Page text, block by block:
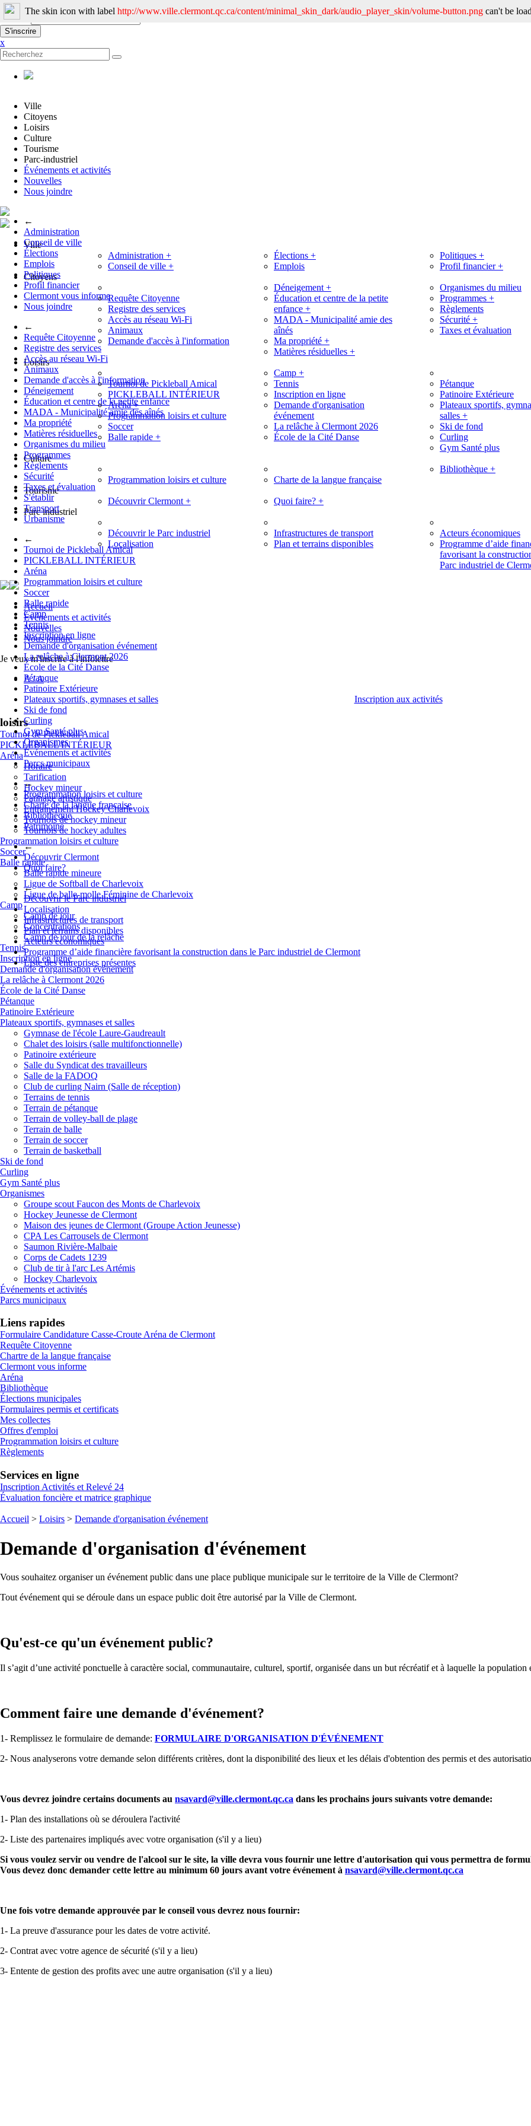
Nom
Courriel
x
Ville
Citoyens
Loisirs
Culture
Tourisme
Parc-industriel
Événements et activités
Nouvelles
Nous joindre
←
Administration
Conseil de ville
Élections
Emplois
Politiques
Profil financier
Clermont vous informe
Nous joindre
←
Requête Citoyenne
Registre des services
Accès au réseau Wi-Fi
Animaux
Demande d'accès à l'information
Déneigement
Éducation et centre de la petite enfance
MADA - Municipalité amie des aînés
Ma propriété
Matières résiduelles
Organismes du milieu
Programmes
Règlements
Sécurité
Taxes et évaluation
S'établir
Transport
Urbanisme
←
Tournoi de Pickleball Amical
PICKLEBALL INTÉRIEUR
Aréna
Programmation loisirs et culture
Soccer
Balle rapide
Camp
Tennis
Inscription en ligne
Demande d'organisation événement
La relâche à Clermont 2026
École de la Cité Danse
Pétanque
Patinoire Extérieure
Plateaux sportifs, gymnases et salles
Ski de fond
Curling
Gym Santé plus
Organismes
Événements et activités
Parcs municipaux
←
Programmation loisirs et culture
Charte de la langue française
Bibliothèque
Patrimoine
←
Découvrir Clermont
Quoi faire?
←
Découvrir le Parc industriel
Localisation
Infrastructures de transport
Plan et terrains disponibles
Acteurs économiques
Programme d’aide financière favorisant la construction dans le Parc industriel de Clermont
Liste des entreprises présentes
Ville
Administration +
Conseil de ville +
Élections +
Emplois
Politiques +
Profil financier+
Citoyens
Requête Citoyenne
Registre des services
Accès au réseau Wi-Fi
Animaux
Demande d'accès à l'information
Déneigement +
Éducation et centre de la petite
enfance +
MADA - Municipalité amie des
aînés
Ma propriété +
Matières résiduelles +
Organismes du milieu
Programmes +
Règlements
Sécurité +
Taxes et évaluation
Loisirs
Tournoi de Pickleball Amical
PICKLEBALL INTÉRIEUR
Aréna+
Programmation loisirs et culture
Soccer
Balle rapide +
Camp +
Tennis
Inscription en ligne
Demande d'organisation
événement
La relâche à Clermont 2026
École de la Cité Danse
Pétanque
Patinoire Extérieure
Plateaux sportifs,
salles +
Ski de fond
Curling
Gym Santé plus
Culture
Programmation loisirs et culture Charte de la langue française
Bibliothèque +
Tourisme
Découvrir Clermont + Quoi faire? +
Parc industriel
Découvrir le Parc industriel
Localisation
Infrastructures de transport
Plan et terrains disponibles
Acteurs économiques
Programme d’aide
favorisant la
Parc industriel de
Accueil
Événements et activités
Nouvelles
Nous joindre
Je veux m'inscrire à l'infolettre
A/A
Inscription aux activités
loisirs
Tournoi de Pickleball Amical
PICKLEBALL INTÉRIEUR
Aréna
Horaire
Tarification
Hockey mineur
Patinage artistique
Entrainement Hockey Charlevoix
Tournois de hockey mineur
Tournois de hockey adultes
Programmation loisirs et culture
Soccer
Balle rapide
Balle rapide mineure
Ligue de Softball de Charlevoix
Ligue de balle-molle Féminine de Charlevoix
Camp
Camp de jour
Concentrations
Camp de jour de la relâche
Tennis
Inscription en ligne
Demande d'organisation événement
La relâche à Clermont 2026
École de la Cité Danse
Pétanque
Patinoire Extérieure
Plateaux sportifs, gymnases et salles
Gymnase de l'école Laure-Gaudreault
Chalet des loisirs (salle multifonctionnelle)
Patinoire extérieure
Salle du Syndicat des travailleurs
Salle de la FADOQ
Club de curling Nairn (Salle de réception)
Terrains de tennis
Terrain de pétanque
Terrain de volley-ball de plage
Terrain de balle
Terrain de soccer
Terrain de basketball
Ski de fond
Curling
Gym Santé plus
Organismes
Groupe scout Faucon des Monts de Charlevoix
Hockey Jeunesse de Clermont
Maison des jeunes de Clermont (Groupe Action Jeunesse)
CPA Les Carrousels de Clermont
Saumon Rivière-Malbaie
Corps de Cadets 1239
Club de tir à l'arc Les Artémis
Hockey Charlevoix
Événements et activités
Parcs municipaux
Liens rapides
Formulaire Candidature Casse-Croute Aréna de Clermont
Requête Citoyenne
Chartre de la langue française
Clermont vous informe
Aréna
Bibliothèque
Élections municipales
Formulaires permis et certificats
Mes collectes
Offres d'emploi
Programmation loisirs et culture
Règlements
Services en ligne
Inscription Activités et Relevé 24
Évaluation foncière et matrice graphique
Accueil > Loisirs > Demande d'organisation événement
Demande d'organisation d'événement
Vous souhaitez organiser un événement public dans une place publique municipale sur le territoire de la Ville de Clermont?
Tout événement qui se déroule dans un espace public doit être autorisé par la Ville de Clermont.
Qu'est-ce qu'un événement public?
Il s’agit d’une activité ponctuelle à caractère social, communautaire, culturel, sportif, organisée dans un but récréatif et à laquelle la population
Comment faire une demande d'événement?
1- Remplissez le formulaire de demande: FORMULAIRE D'ORGANISATION D'ÉVÉNEMENT
2- Nous analyserons votre demande selon différents critères, dont la disponibilité des lieux et les délais d'obtention des permis et des
Vous devrez joindre certains documents au nsavard@ville.clermont.qc.ca dans les prochains jours suivants votre demande:
1- Plan des installations où se déroulera l'activité
2- Liste des partenaires impliqués avec votre organisation (s'il y a lieu)
Si vous voulez servir ou vendre de l'alcool sur le site, la ville devra vous fournir une lettre d'autorisation qui vous permettra de
Vous devez donc demander cette lettre au minimum 60 jours avant votre événement à nsavard@ville.clermont.qc.ca
Une fois votre demande approuvée par le conseil vous devrez nous fournir:
1- La preuve d'assurance pour les dates de votre activité.
2- Contrat avec votre agence de sécurité (s'il y a lieu)
3- Entente de gestion des profits avec une autre organisation (s'il y a lieu)
The skin icon with label http://www.ville.clermont.qc.ca/content/minimal_skin_dark/audio_player_skin/volume-button.png can't be